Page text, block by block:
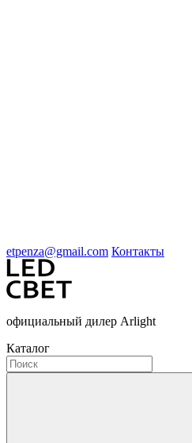
etpenza@gmail.com Контакты
официальный дилер Arlight
Каталог